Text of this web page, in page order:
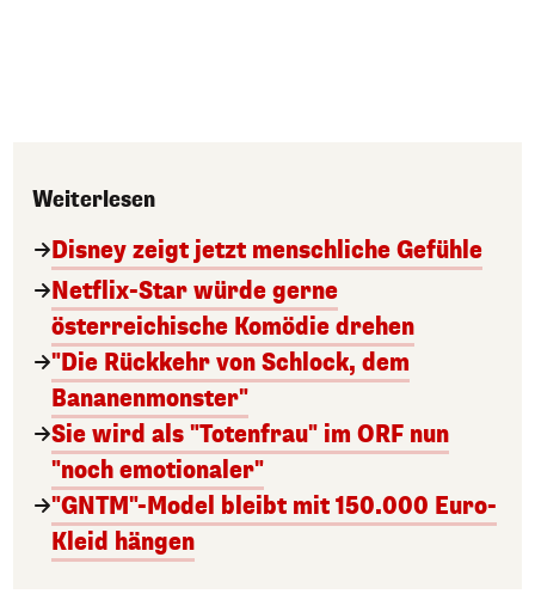
Weiterlesen
Disney zeigt jetzt menschliche Gefühle
Netflix-Star würde gerne
österreichische Komödie drehen
"Die Rückkehr von Schlock, dem
Bananenmonster"
Sie wird als "Totenfrau" im ORF nun
"noch emotionaler"
"GNTM"-Model bleibt mit 150.000 Euro-
Kleid hängen